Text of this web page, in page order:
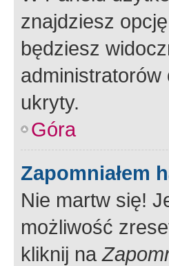
znajdziesz
będziesz
ukryty.
Góra
Zapomniałem
Nie martw się!
możliwość
kliknij na